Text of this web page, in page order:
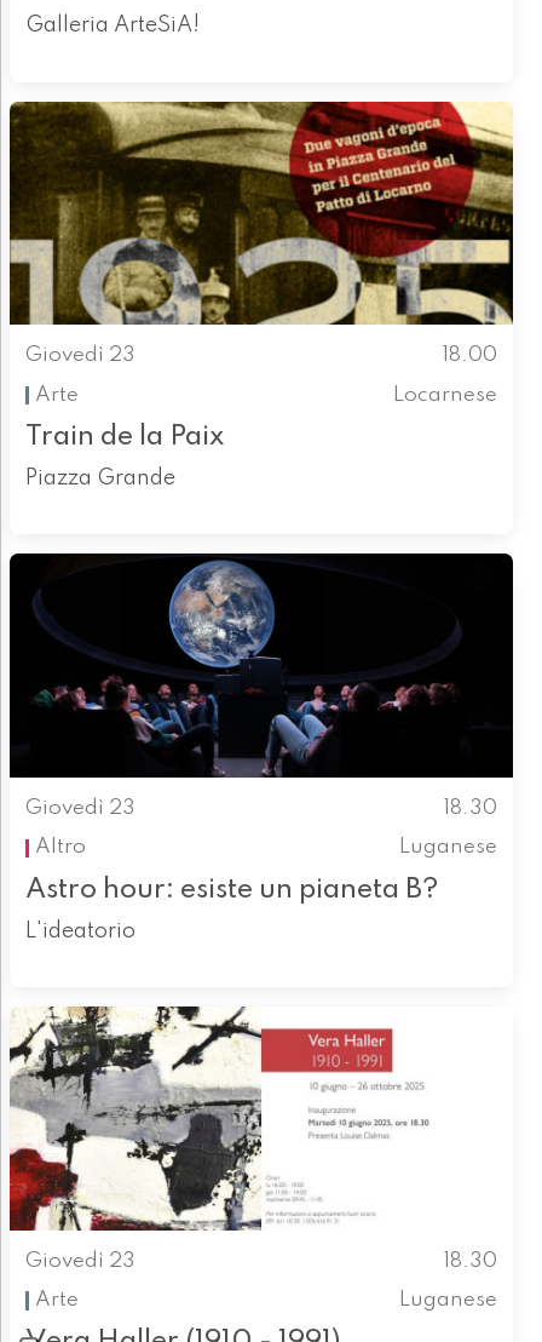
Galleria ArteSiA!
Giovedì 23
18.00
Arte
Locarnese
Train de la Paix
Piazza Grande
Giovedì 23
18.30
Altro
Luganese
Astro hour: esiste un pianeta B?
L'ideatorio
Giovedì 23
18.30
Arte
Luganese